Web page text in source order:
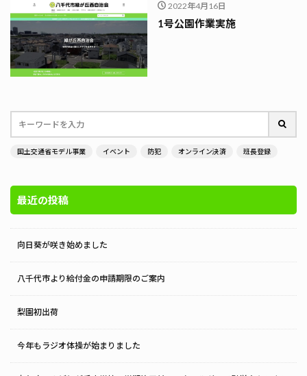
2022年4月16日
1号公園作業実施
国土交通省モデル事業 イベント 防犯 オンライン決済 班長登録
最近の投稿
向日葵が咲き始めました
八千代市より給付金の申請期限のご案内
梨園初出荷
今年もラジオ体操が始まりました